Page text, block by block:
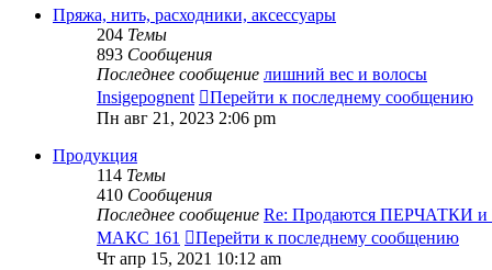
Пряжа, нить, расходники, аксессуары
204 Темы
893 Сообщения
Последнее сообщение лишний вес и волосы
Insigepognent
Перейти к последнему сообщению
Пн авг 21, 2023 2:06 pm
Продукция
114 Темы
410 Сообщения
Последнее сообщение Re: Продаются ПЕРЧАТКИ
МАКС 161
Перейти к последнему сообщению
Чт апр 15, 2021 10:12 am